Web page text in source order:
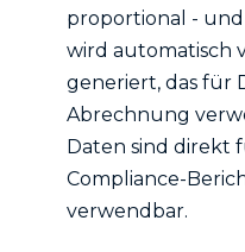
proportional -
wird automatisch
generiert, das für
Abrechnung
Daten sind direkt
Compliance-
verwendbar.